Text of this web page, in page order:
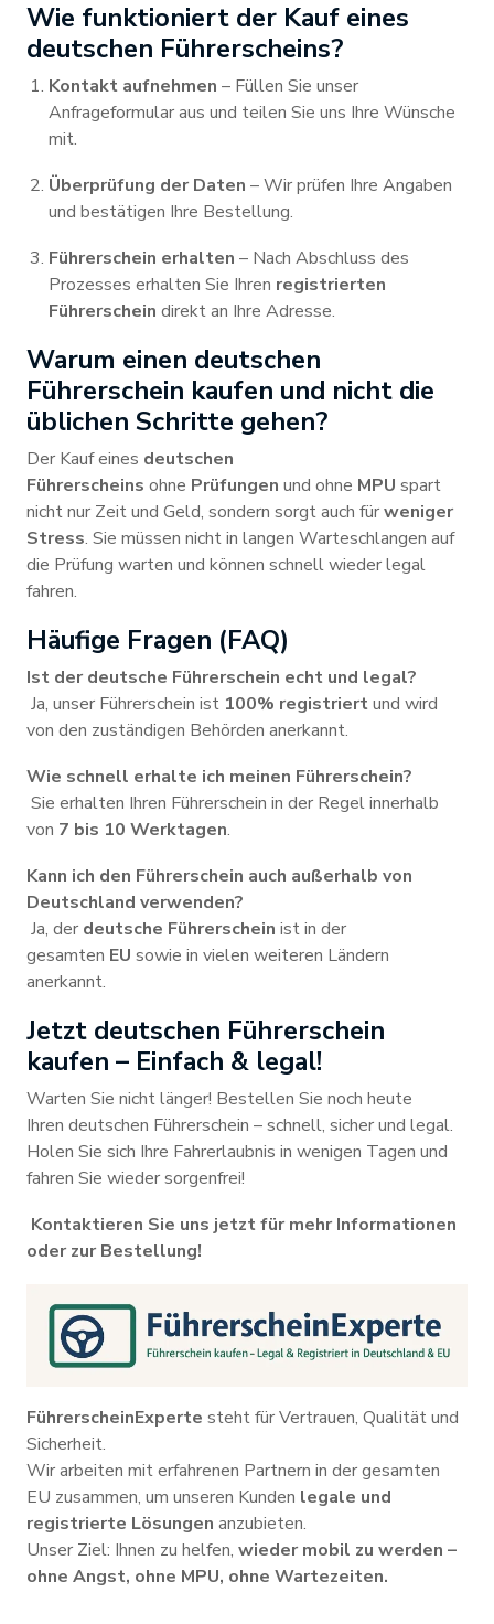
Wie funktioniert der Kauf eines
deutschen Führerscheins?
Kontakt aufnehmen – Füllen Sie unser
Anfrageformular aus und teilen Sie uns Ihre Wünsche
mit.
Überprüfung der Daten – Wir prüfen Ihre Angaben
und bestätigen Ihre Bestellung.
Führerschein erhalten – Nach Abschluss des
Prozesses erhalten Sie Ihren registrierten
Führerschein direkt an Ihre Adresse.
Warum einen deutschen
Führerschein kaufen und nicht die
üblichen Schritte gehen?
Der Kauf eines deutschen
Führerscheins ohne Prüfungen und ohne MPU spart
nicht nur Zeit und Geld, sondern sorgt auch fürweniger
Stress. Sie müssen nicht in langen Warteschlangen auf
die Prüfung warten und können schnell wieder legal
fahren.
Häufige Fragen (FAQ)
Ist der deutsche Führerschein echt und legal?
Ja, unser Führerschein ist 100% registriertund wird
von den zuständigen Behörden anerkannt.
Wie schnell erhalte ich meinen Führerschein?
Sie erhalten Ihren Führerschein in der Regel innerhalb
von 7 bis 10 Werktagen.
Kann ich den Führerschein auch außerhalb von
Deutschland verwenden?
Ja, der deutsche Führerschein ist in der
gesamten EU sowie in vielen weiteren Ländern
anerkannt.
Jetzt deutschen Führerschein
kaufen – Einfach & legal!
Warten Sie nicht länger! Bestellen Sie noch heute
Ihren deutschen Führerschein – schnell, sicher und legal.
Holen Sie sich Ihre Fahrerlaubnis in wenigen Tagen und
fahren Sie wieder sorgenfrei!
Kontaktieren Sie uns jetzt für mehr Informationen
oder zur Bestellung!
FührerscheinExperte steht für Vertrauen, Qualität und
Sicherheit.
Wir arbeiten mit erfahrenen Partnern in der gesamten
EU zusammen, um unseren Kunden legale und
registrierte Lösungen anzubieten.
Unser Ziel: Ihnen zu helfen, wieder mobil zu werden –
ohne Angst, ohne MPU, ohne Wartezeiten.